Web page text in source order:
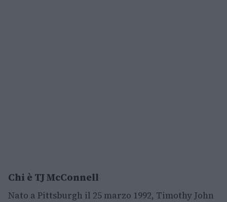
Chi è TJ McConnell
Nato a Pittsburgh il 25 marzo 1992, Timothy John